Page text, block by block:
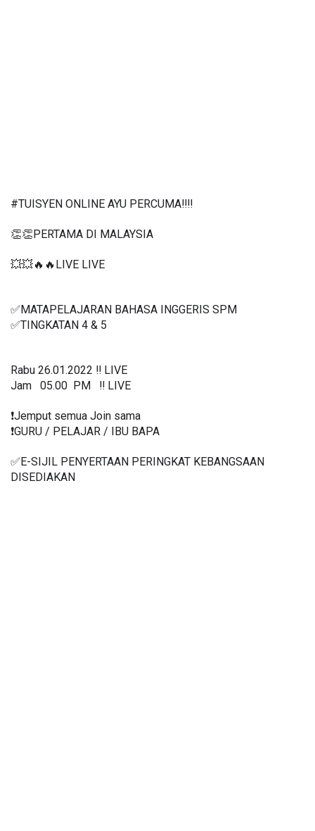
#TUISYEN ONLINE AYU PERCUMA‼️‼️
👏👏PERTAMA DI MALAYSIA
💥💥🔥🔥LIVE LIVE
✅MATAPELAJARAN BAHASA INGGERIS SPM
✅TINGKATAN 4 & 5
Rabu 26.01.2022 ‼️ LIVE
Jam   05.00  PM   ‼️ LIVE
❗️Jemput semua Join sama
❗️GURU / PELAJAR / IBU BAPA
✅E-SIJIL PENYERTAAN PERINGKAT KEBANGSAAN
DISEDIAKAN